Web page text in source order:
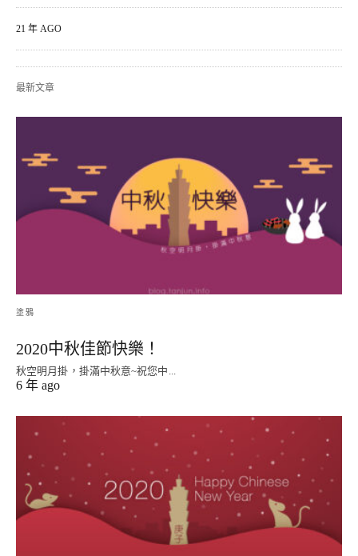
21 年 AGO
最新文章
塗鴉
2020中秋佳節快樂！
秋空明月掛，掛滿中秋意~祝您中...
6 年 ago